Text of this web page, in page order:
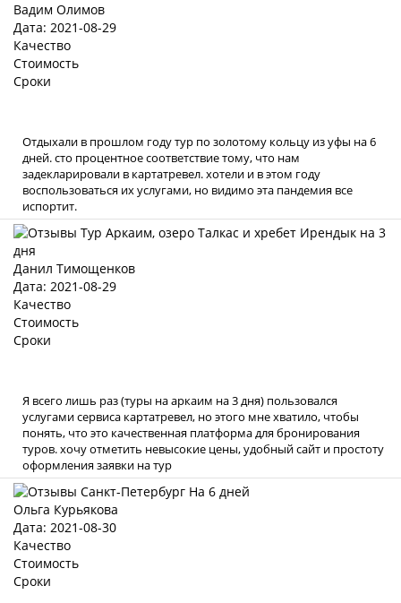
Вадим Олимов
Дата: 2021-08-29
Качество
Стоимость
Сроки
Отдыхали в прошлом году тур по золотому кольцу из уфы на 6
дней. сто процентное соответствие тому, что нам
задекларировали в картатревел. хотели и в этом году
воспользоваться их услугами, но видимо эта пандемия все
испортит.
Данил Тимощенков
Дата: 2021-08-29
Качество
Стоимость
Сроки
Я всего лишь раз (туры на аркаим на 3 дня) пользовался
услугами сервиса картатревел, но этого мне хватило, чтобы
понять, что это качественная платформа для бронирования
туров. хочу отметить невысокие цены, удобный сайт и простоту
оформления заявки на тур
Ольга Курьякова
Дата: 2021-08-30
Качество
Стоимость
Сроки